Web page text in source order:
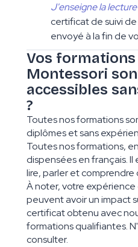
J'enseigne la
certificat de suivi
envoyé à la fin de
Vos formations
Montessori
accessibles
?
Toutes nos formations
diplômes et sans
Toutes nos formations,
dispensées en français.
lire, parler et
À noter, votre
peuvent avoir un impact
certificat obtenu avec
formations qualifiantes.
consulter.